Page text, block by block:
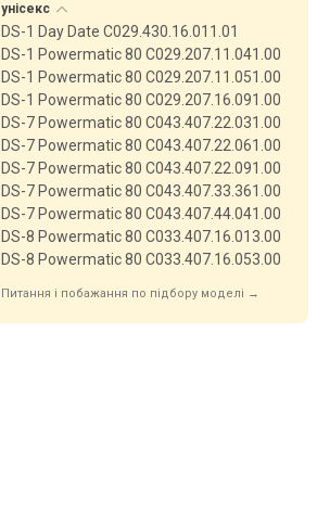
унісекс
DS-1 Day Date C029.430.16.011.01
DS-1 Powermatic 80 C029.207.11.041.00
DS-1 Powermatic 80 C029.207.11.051.00
DS-1 Powermatic 80 C029.207.16.091.00
DS-7 Powermatic 80 C043.407.22.031.00
DS-7 Powermatic 80 C043.407.22.061.00
DS-7 Powermatic 80 C043.407.22.091.00
DS-7 Powermatic 80 C043.407.33.361.00
DS-7 Powermatic 80 C043.407.44.041.00
DS-8 Powermatic 80 C033.407.16.013.00
DS-8 Powermatic 80 C033.407.16.053.00
Питання і побажання по підбору моделі →